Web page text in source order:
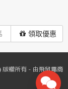
領取優惠
版權所有 - 由飛鼠電商